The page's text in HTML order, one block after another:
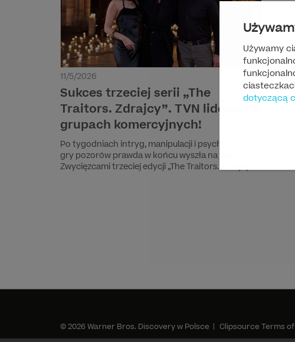
Używamy
dotyczącą
11/5/2026
Sukces trzeciej serii „The
Traitors. Zdrajcy”. TVN liderem w
grupach komercyjnych!
Po tygodniach intryg, manipulacji i psychologicznej
gry pozorów prawda w końcu wyszła na jaw.
Zwycięzcami trzeciej edycji „The Traitors. Zdrajcy”
© 2026 Warner Bros. Discovery w Polsce | Clipsource Terms